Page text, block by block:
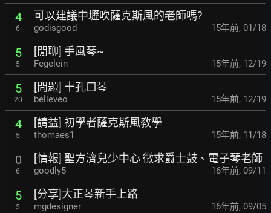
4
6
可以建議中壢吹薩克斯風的老師嗎?
godisgood 15年前, 01/18
5
5
[閒聊] 手風琴~
Fegelein 15年前, 12/19
5
20
[問題] 十孔口琴
believeo 15年前, 12/19
4
5
[請益] 初學者薩克斯風教學
thomaes1 15年前, 11/18
0
6
[情報] 聖方濟兒少中心 徵求爵士鼓、電子琴老師
goodly5 16年前, 09/11
5
5
[分享]大正琴新手上路
mgdesigner 16年前, 09/05